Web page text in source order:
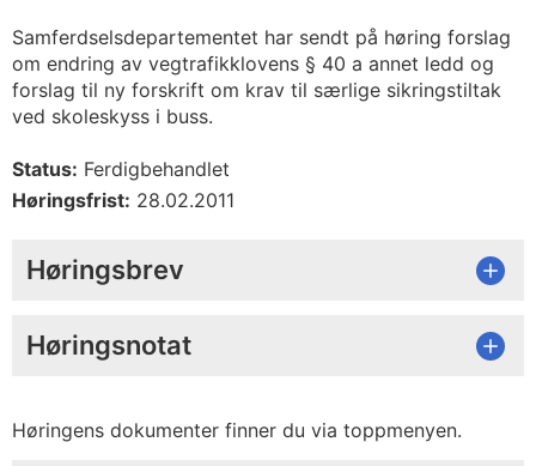
Samferdselsdepartementet har sendt på høring forslag
om endring av vegtrafikklovens § 40 a annet ledd og
forslag til ny forskrift om krav til særlige sikringstiltak
ved skoleskyss i buss.
Status: Ferdigbehandlet
Høringsfrist: 28.02.2011
Høringsbrev
Høringsnotat
Høringens dokumenter finner du via toppmenyen.